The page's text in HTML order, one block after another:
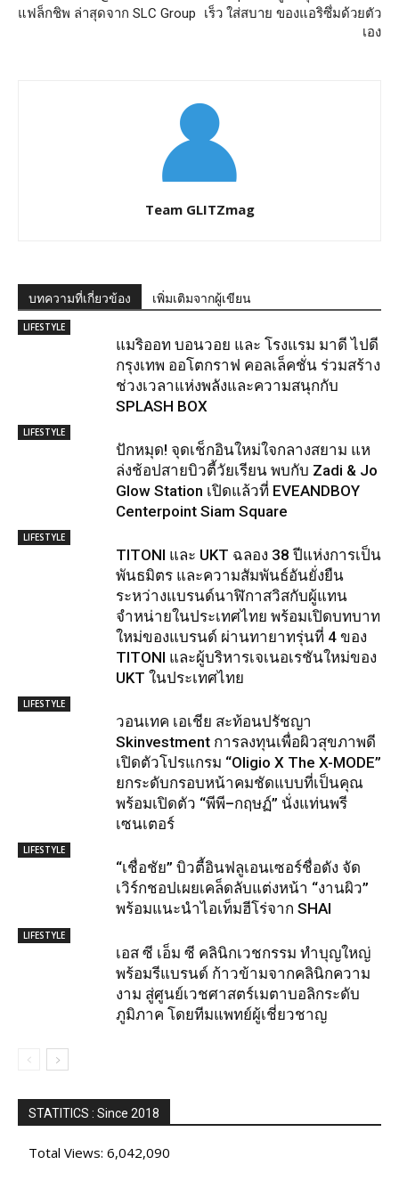
แฟล็กชิพ ล่าสุดจาก SLC Group
เร็ว ใส่สบาย ของแอริซึ่มด้วยตัว
เอง
Team GLITZmag
บทความที่เกี่ยวข้อง เพิ่มเติมจากผู้เขียน
LIFESTYLE
แมริออท บอนวอย และ โรงแรม มาดี ไปดี
กรุงเทพ ออโตกราฟ คอลเล็คชั่น ร่วมสร้าง
ช่วงเวลาแห่งพลังและความสนุกกับ
SPLASH BOX
LIFESTYLE
ปักหมุด! จุดเช็กอินใหม่ใจกลางสยาม แห
ล่งช้อปสายบิวตี้วัยเรียน พบกับ Zadi & Jo
Glow Station เปิดแล้วที่ EVEANDBOY
Centerpoint Siam Square
LIFESTYLE
TITONI และ UKT ฉลอง 38 ปีแห่งการเป็น
พันธมิตร และความสัมพันธ์อันยั่งยืน
ระหว่างแบรนด์นาฬิกาสวิสกับผู้แทน
จำหน่ายในประเทศไทย พร้อมเปิดบทบาท
ใหม่ของแบรนด์ ผ่านทายาทรุ่นที่ 4 ของ
TITONI และผู้บริหารเจเนอเรชันใหม่ของ
UKT ในประเทศไทย
LIFESTYLE
วอนเทค เอเชีย สะท้อนปรัชญา
Skinvestment การลงทุนเพื่อผิวสุขภาพดี
เปิดตัวโปรแกรม “Oligio X The X-MODE”
ยกระดับกรอบหน้าคมชัดแบบที่เป็นคุณ
พร้อมเปิดตัว “พีพี–กฤษฏ์” นั่งแท่นพรี
เซนเตอร์
LIFESTYLE
“เชื่อชัย” บิวตี้อินฟลูเอนเซอร์ชื่อดัง จัด
เวิร์กชอปเผยเคล็ดลับแต่งหน้า “งานผิว”
พร้อมแนะนำไอเท็มฮีโร่จาก SHAI
LIFESTYLE
เอส ซี เอ็ม ซี คลินิกเวชกรรม ทำบุญใหญ่
พร้อมรีแบรนด์ ก้าวข้ามจากคลินิกความ
งาม สู่ศูนย์เวชศาสตร์เมตาบอลิกระดับ
ภูมิภาค โดยทีมแพทย์ผู้เชี่ยวชาญ
STATITICS : Since 2018
Total Views: 6,042,090